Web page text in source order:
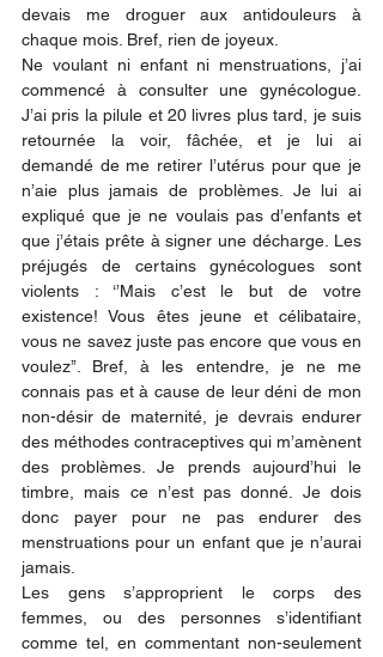
devais me droguer aux antidouleurs à
chaque mois. Bref, rien de joyeux.
Ne voulant ni enfant ni menstruations, j’ai
commencé à consulter une gynécologue.
J’ai pris la pilule et 20 livres plus tard, je suis
retournée la voir, fâchée, et je lui ai
demandé de me retirer l’utérus pour que je
n’aie plus jamais de problèmes. Je lui ai
expliqué que je ne voulais pas d’enfants et
que j’étais prête à signer une décharge. Les
préjugés de certains gynécologues sont
violents : ‘’Mais c’est le but de votre
existence! Vous êtes jeune et célibataire,
vous ne savez juste pas encore que vous en
voulez’’. Bref, à les entendre, je ne me
connais pas et à cause de leur déni de mon
non-désir de maternité, je devrais endurer
des méthodes contraceptives qui m’amènent
des problèmes. Je prends aujourd’hui le
timbre, mais ce n’est pas donné. Je dois
donc payer pour ne pas endurer des
menstruations pour un enfant que je n’aurai
jamais.
Les gens s’approprient le corps des
femmes, ou des personnes s’identifiant
comme tel, en commentant non-seulement